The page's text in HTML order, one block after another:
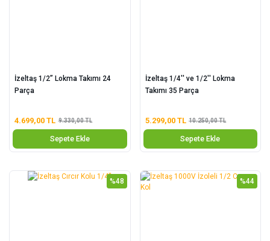
İzeltaş 1/2” Lokma Takımı 24
Parça
4.699,00 TL 9.330,00 TL
Sepete Ekle
İzeltaş 1/4'' ve 1/2'' Lokma
Takımı 35 Parça
5.299,00 TL 10.250,00 TL
Sepete Ekle
%48 %44